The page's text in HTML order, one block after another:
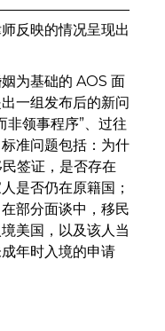
反映的情况呈现出
为基础的 AOS 面
一组发布后的新问
非领事程序”、过往
准问题包括：为什
签证，是否存在
是否仍在原籍国；
部分面谈中，移民
美国，以及该人当
年时入境的申请